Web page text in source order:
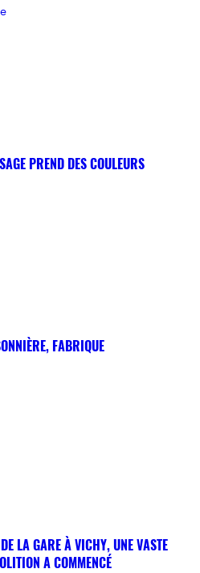
PREND DES COULEURS
FABRIQUE
LA GARE À VICHY, UNE VASTE
A COMMENCÉ